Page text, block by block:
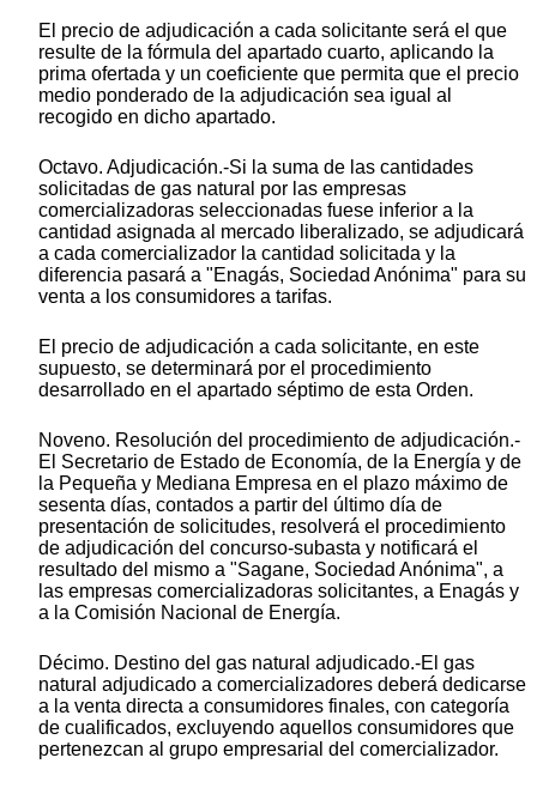
El precio de adjudicación a cada solicitante será el que
resulte de la fórmula del apartado cuarto, aplicando la
prima ofertada y un coeficiente que permita que el precio
medio ponderado de la adjudicación sea igual al
recogido en dicho apartado.
Octavo. Adjudicación.-Si la suma de las cantidades
solicitadas de gas natural por las empresas
comercializadoras seleccionadas fuese inferior a la
cantidad asignada al mercado liberalizado, se adjudicará
a cada comercializador la cantidad solicitada y la
diferencia pasará a "Enagás, Sociedad Anónima" para su
venta a los consumidores a tarifas.
El precio de adjudicación a cada solicitante, en este
supuesto, se determinará por el procedimiento
desarrollado en el apartado séptimo de esta Orden.
Noveno. Resolución del procedimiento de adjudicación.-
El Secretario de Estado de Economía, de la Energía y de
la Pequeña y Mediana Empresa en el plazo máximo de
sesenta días, contados a partir del último día de
presentación de solicitudes, resolverá el procedimiento
de adjudicación del concurso-subasta y notificará el
resultado del mismo a "Sagane, Sociedad Anónima", a
las empresas comercializadoras solicitantes, a Enagás y
a la Comisión Nacional de Energía.
Décimo. Destino del gas natural adjudicado.-El gas
natural adjudicado a comercializadores deberá dedicarse
a la venta directa a consumidores finales, con categoría
de cualificados, excluyendo aquellos consumidores que
pertenezcan al grupo empresarial del comercializador.